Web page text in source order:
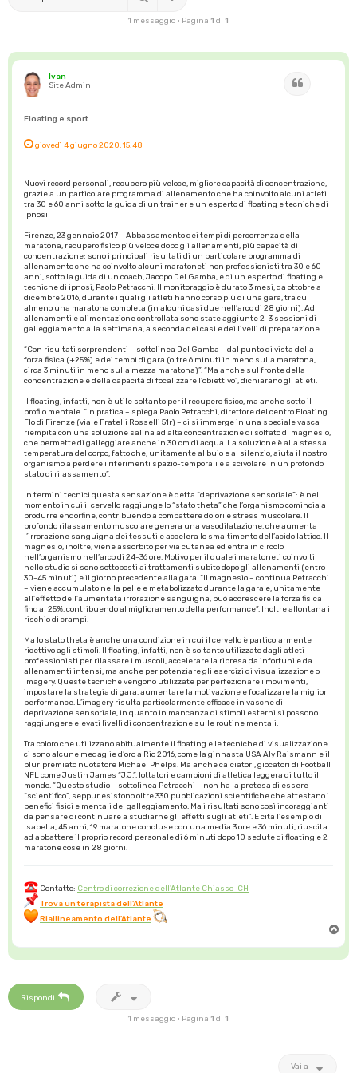
1 messaggio • Pagina 1 di 1
Ivan
Site Admin
Floating e sport
giovedì 4 giugno 2020, 15:48
Nuovi record personali, recupero più veloce, migliore capacità di concentrazione,
grazie a un particolare programma di allenamento che ha coinvolto alcuni atleti
tra 30 e 60 anni sotto la guida di un trainer e un esperto di floating e tecniche di
ipnosi
Firenze, 23 gennaio 2017 – Abbassamento dei tempi di percorrenza della
maratona, recupero fisico più veloce dopo gli allenamenti, più capacità di
concentrazione: sono i principali risultati di un particolare programma di
allenamento che ha coinvolto alcuni maratoneti non professionisti tra 30 e 60
anni, sotto la guida di un coach, Jacopo Del Gamba, e di un esperto di floating e
tecniche di ipnosi, Paolo Petracchi. Il monitoraggio è durato 3 mesi, da ottobre a
dicembre 2016, durante i quali gli atleti hanno corso più di una gara, tra cui
almeno una maratona completa (in alcuni casi due nell’arco di 28 giorni). Ad
allenamenti e alimentazione controllata sono state aggiunte 2-3 sessioni di
galleggiamento alla settimana, a seconda dei casi e dei livelli di preparazione.
“Con risultati sorprendenti – sottolinea Del Gamba – dal punto di vista della
forza fisica (+25%) e dei tempi di gara (oltre 6 minuti in meno sulla maratona,
circa 3 minuti in meno sulla mezza maratona)”. “Ma anche sul fronte della
concentrazione e della capacità di focalizzare l’obiettivo”, dichiarano gli atleti.
Il floating, infatti, non è utile soltanto per il recupero fisico, ma anche sotto il
profilo mentale. “In pratica – spiega Paolo Petracchi, direttore del centro Floating
Flo di Firenze (viale Fratelli Rosselli 51r) – ci si immerge in una speciale vasca
riempita con una soluzione salina ad alta concentrazione di solfato di magnesio,
che permette di galleggiare anche in 30 cm di acqua. La soluzione è alla stessa
temperatura del corpo, fatto che, unitamente al buio e al silenzio, aiuta il nostro
organismo a perdere i riferimenti spazio-temporali e a scivolare in un profondo
stato di rilassamento”.
In termini tecnici questa sensazione è detta “deprivazione sensoriale”: è nel
momento in cui il cervello raggiunge lo “stato theta” che l’organismo comincia a
produrre endorfine, contribuendo a combattere dolori e stress muscolare. Il
profondo rilassamento muscolare genera una vasodilatazione, che aumenta
l’irrorazione sanguigna dei tessuti e accelera lo smaltimento dell’acido lattico. Il
magnesio, inoltre, viene assorbito per via cutanea ed entra in circolo
nell’organismo nell’arco di 24-36 ore. Motivo per il quale i maratoneti coinvolti
nello studio si sono sottoposti ai trattamenti subito dopo gli allenamenti (entro
30-45 minuti) e il giorno precedente alla gara. “Il magnesio – continua Petracchi
– viene accumulato nella pelle e metabolizzato durante la gara e, unitamente
all’effetto dell’aumentata irrorazione sanguigna, può accrescere la forza fisica
fino al 25%, contribuendo al miglioramento della performance”. Inoltre allontana il
rischio di crampi.
Ma lo stato theta è anche una condizione in cui il cervello è particolarmente
ricettivo agli stimoli. Il floating, infatti, non è soltanto utilizzato dagli atleti
professionisti per rilassare i muscoli, accelerare la ripresa da infortuni e da
allenamenti intensi, ma anche per potenziare gli esercizi di visualizzazione o
imagery. Queste tecniche vengono utilizzate per perfezionare i movimenti,
impostare la strategia di gara, aumentare la motivazione e focalizzare la miglior
performance. L’imagery risulta particolarmente efficace in vasche di
deprivazione sensoriale, in quanto in mancanza di stimoli esterni si possono
raggiungere elevati livelli di concentrazione sulle routine mentali.
Tra coloro che utilizzano abitualmente il floating e le tecniche di visualizzazione
ci sono alcune medaglie d’oro a Rio 2016, come la ginnasta USA Aly Raismann e il
pluripremiato nuotatore Michael Phelps. Ma anche calciatori, giocatori di Football
NFL come Justin James “J.J.”, lottatori e campioni di atletica leggera di tutto il
mondo. “Questo studio – sottolinea Petracchi – non ha la pretesa di essere
“scientifico”, seppur esistono oltre 330 pubblicazioni scientifiche che attestano i
benefici fisici e mentali del galleggiamento. Ma i risultati sono così incoraggianti
da pensare di continuare a studiarne gli effetti sugli atleti”. E cita l’esempio di
Isabella, 45 anni, 19 maratone concluse con una media 3 ore e 36 minuti, riuscita
ad abbattere il proprio record personale di 6 minuti dopo 10 sedute di floating e 2
maratone cose in 28 giorni.
Contatto: Centro di correzione dell'Atlante Chiasso-CH
Trova un terapista dell'Atlante
Riallineamento dell'Atlante
p
Rispondi
1 messaggio • Pagina 1 di 1
Vai a